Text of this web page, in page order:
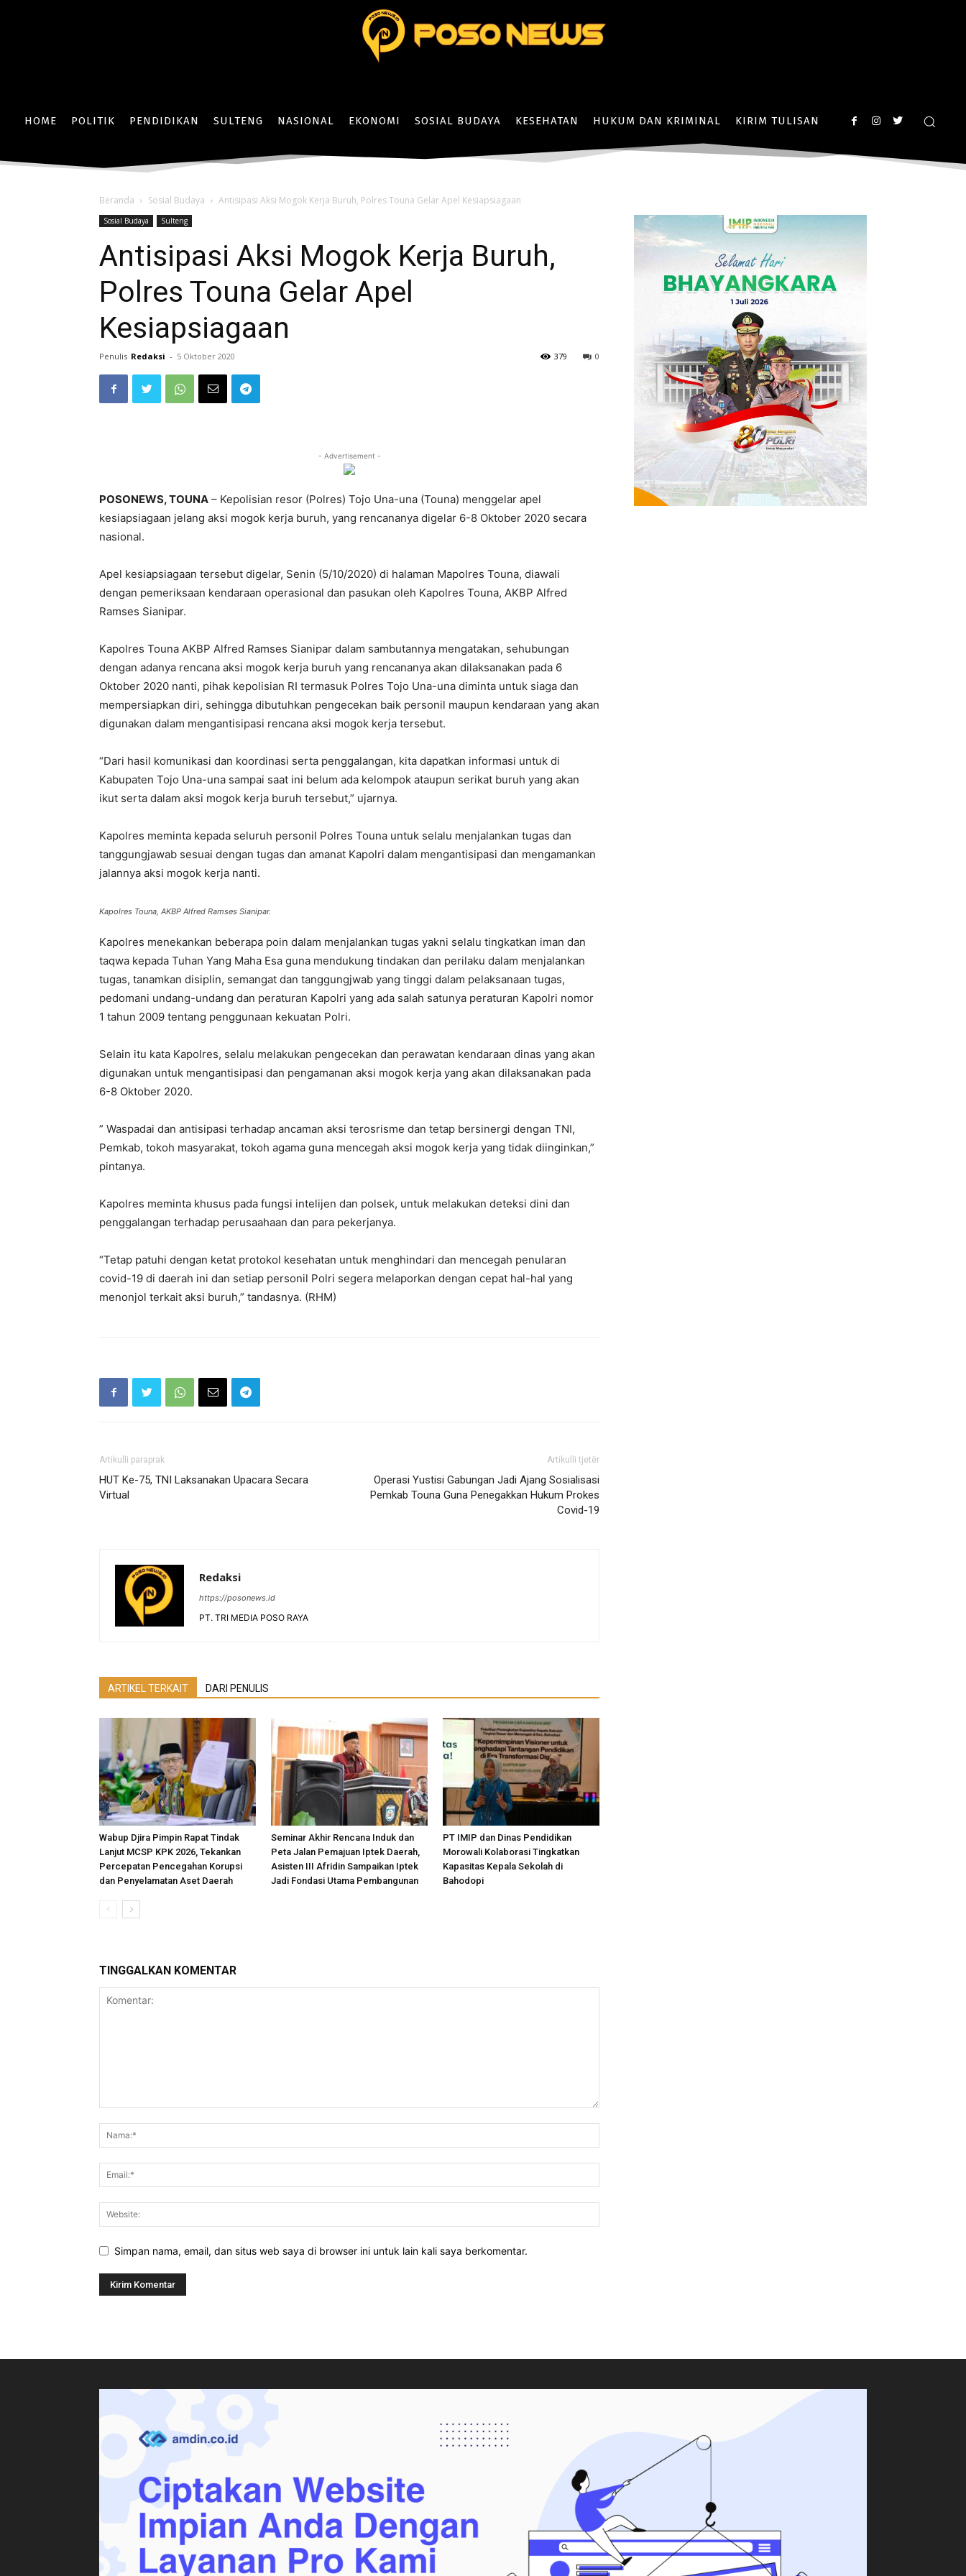
HOME POLITIK PENDIDIKAN SULTENG NASIONAL EKONOMI SOSIAL BUDAYA KESEHATAN HUKUM DAN KRIMINAL KIRIM TULISAN
Beranda Sosial Budaya Antisipasi Aksi Mogok Kerja Buruh, Polres Touna Gelar Apel Kesiapsiagaan
Sosial Budaya Sulteng
Antisipasi Aksi Mogok Kerja Buruh,
Polres Touna Gelar Apel
Kesiapsiagaan
Penulis Redaksi - 5 Oktober 2020 0
379
- Advertisement -
POSONEWS, TOUNA – Kepolisian resor (Polres) Tojo Una-una (Touna) menggelar apel
kesiapsiagaan jelang aksi mogok kerja buruh, yang rencananya digelar 6-8 Oktober 2020 secara
nasional.
Apel kesiapsiagaan tersebut digelar, Senin (5/10/2020) di halaman Mapolres Touna, diawali
dengan pemeriksaan kendaraan operasional dan pasukan oleh Kapolres Touna, AKBP Alfred
Ramses Sianipar.
Kapolres Touna AKBP Alfred Ramses Sianipar dalam sambutannya mengatakan, sehubungan
dengan adanya rencana aksi mogok kerja buruh yang rencananya akan dilaksanakan pada 6
Oktober 2020 nanti, pihak kepolisian RI termasuk Polres Tojo Una-una diminta untuk siaga dan
mempersiapkan diri, sehingga dibutuhkan pengecekan baik personil maupun kendaraan yang akan
digunakan dalam mengantisipasi rencana aksi mogok kerja tersebut.
“Dari hasil komunikasi dan koordinasi serta penggalangan, kita dapatkan informasi untuk di
Kabupaten Tojo Una-una sampai saat ini belum ada kelompok ataupun serikat buruh yang akan
ikut serta dalam aksi mogok kerja buruh tersebut,” ujarnya.
Kapolres meminta kepada seluruh personil Polres Touna untuk selalu menjalankan tugas dan
tanggungjawab sesuai dengan tugas dan amanat Kapolri dalam mengantisipasi dan mengamankan
jalannya aksi mogok kerja nanti.
Kapolres Touna, AKBP Alfred Ramses Sianipar.
Kapolres menekankan beberapa poin dalam menjalankan tugas yakni selalu tingkatkan iman dan
taqwa kepada Tuhan Yang Maha Esa guna mendukung tindakan dan perilaku dalam menjalankan
tugas, tanamkan disiplin, semangat dan tanggungjwab yang tinggi dalam pelaksanaan tugas,
pedomani undang-undang dan peraturan Kapolri yang ada salah satunya peraturan Kapolri nomor
1 tahun 2009 tentang penggunaan kekuatan Polri.
Selain itu kata Kapolres, selalu melakukan pengecekan dan perawatan kendaraan dinas yang akan
digunakan untuk mengantisipasi dan pengamanan aksi mogok kerja yang akan dilaksanakan pada
6-8 Oktober 2020.
” Waspadai dan antisipasi terhadap ancaman aksi terosrisme dan tetap bersinergi dengan TNI,
Pemkab, tokoh masyarakat, tokoh agama guna mencegah aksi mogok kerja yang tidak diinginkan,”
pintanya.
Kapolres meminta khusus pada fungsi intelijen dan polsek, untuk melakukan deteksi dini dan
penggalangan terhadap perusaahaan dan para pekerjanya.
“Tetap patuhi dengan ketat protokol kesehatan untuk menghindari dan mencegah penularan
covid-19 di daerah ini dan setiap personil Polri segera melaporkan dengan cepat hal-hal yang
menonjol terkait aksi buruh,” tandasnya. (RHM)
Artikulli paraprak
HUT Ke-75, TNI Laksanakan Upacara Secara
Virtual
Artikulli tjetër
Operasi Yustisi Gabungan Jadi Ajang Sosialisasi
Pemkab Touna Guna Penegakkan Hukum Prokes
Covid-19
Redaksi
https://posonews.id
PT. TRI MEDIA POSO RAYA
ARTIKEL TERKAIT DARI PENULIS
Wabup Djira Pimpin Rapat Tindak
Lanjut MCSP KPK 2026, Tekankan
Percepatan Pencegahan Korupsi
dan Penyelamatan Aset Daerah
Seminar Akhir Rencana Induk dan
Peta Jalan Pemajuan Iptek Daerah,
Asisten III Afridin Sampaikan Iptek
Jadi Fondasi Utama Pembangunan
PT IMIP dan Dinas Pendidikan
Morowali Kolaborasi Tingkatkan
Kapasitas Kepala Sekolah di
Bahodopi
TINGGALKAN KOMENTAR
Simpan nama, email, dan situs web saya di browser ini untuk lain kali saya berkomentar.